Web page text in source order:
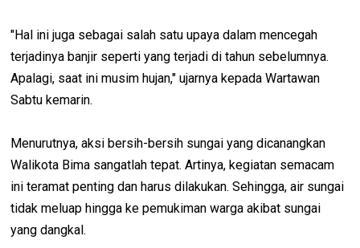
"Hal ini juga sebagai salah satu upaya dalam mencegah
terjadinya banjir seperti yang terjadi di tahun sebelumnya.
Apalagi, saat ini musim hujan," ujarnya kepada Wartawan
Sabtu kemarin.
Menurutnya, aksi bersih-bersih sungai yang dicanangkan
Walikota Bima sangatlah tepat. Artinya, kegiatan semacam
ini teramat penting dan harus dilakukan. Sehingga, air sungai
tidak meluap hingga ke pemukiman warga akibat sungai
yang dangkal.